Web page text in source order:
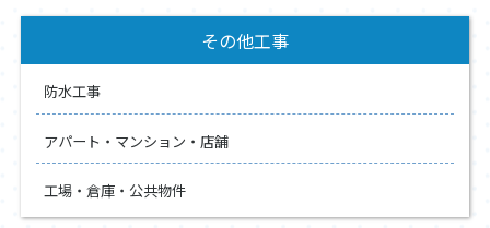
その他工事
防水工事
アパート・マンション・店舗
工場・倉庫・公共物件